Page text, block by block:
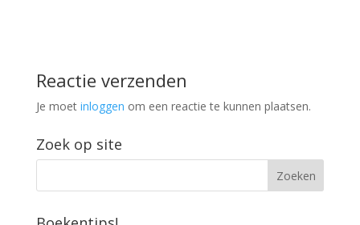
Reactie verzenden
Je moet inloggen om een reactie te kunnen plaatsen.
Zoek op site